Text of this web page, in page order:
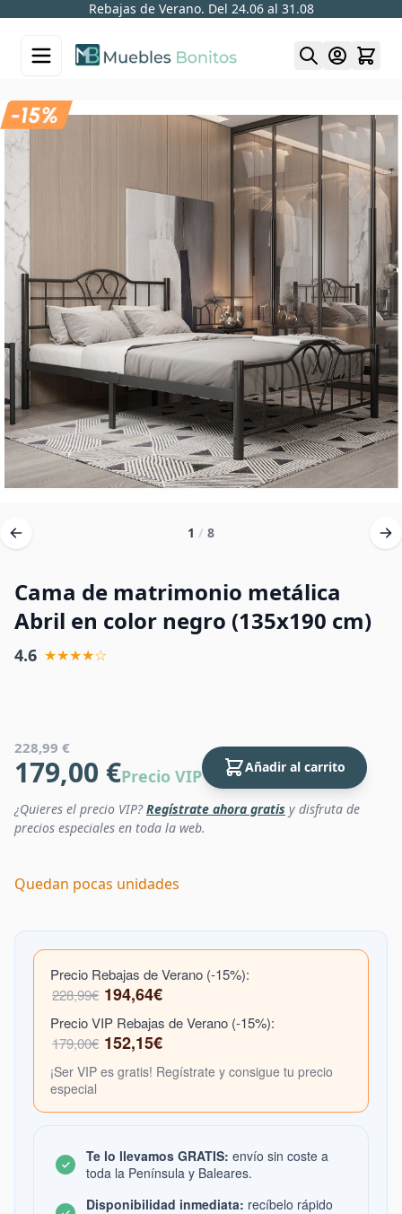
Rebajas de Verano. Del 24.06 al 31.08
1 / 8
Cama de matrimonio metálica
Abril en color negro (135x190 cm)
4.6 ★★★★☆
228,99 €
179,00 €Precio VIP Añadir al carrito
¿Quieres el precio VIP?Regístrate ahora gratis y disfruta de
precios especiales en toda la web.
Quedan pocas unidades
Precio Rebajas de Verano (-15%):
228,99€ 194,64€
Precio VIP Rebajas de Verano (-15%):
179,00€ 152,15€
¡Ser VIP es gratis! Regístrate y consigue tu precio
especial
Te lo llevamos GRATIS: envío sin coste a
toda la Península y Baleares.
Disponibilidad inmediata: recíbelo rápido